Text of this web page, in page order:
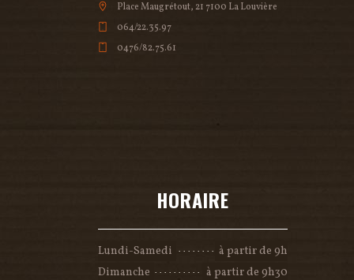
Place Maugrétout, 21 7100 La Louvière
064/22.35.97
0476/82.75.61
HORAIRE
Lundi-Samedi
à partir de 9h
Dimanche
à partir de 9h30